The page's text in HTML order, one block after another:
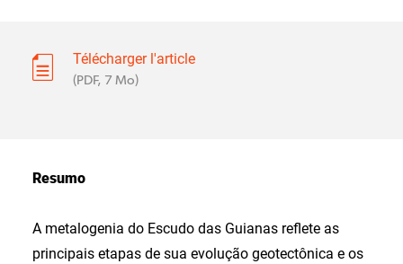
Télécharger l'article
(PDF, 7 Mo)
Resumo
A metalogenia do Escudo das Guianas reflete as
principais etapas de sua evolução geotectônica e os